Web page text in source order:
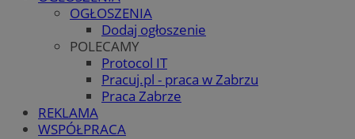
OGŁOSZENIA
Dodaj ogłoszenie
POLECAMY
Protocol IT
Pracuj.pl - praca w Zabrzu
Praca Zabrze
REKLAMA
WSPÓŁPRACA